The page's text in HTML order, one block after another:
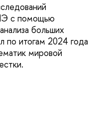
с помощью
больших
по итогам 2024 года
мировой